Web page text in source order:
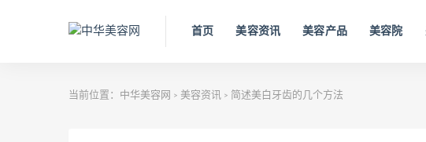
首页 美容资讯 美容产品 美容院
当前位置： 中华美容网 > 美容资讯 > 简述美白牙齿的几个方法